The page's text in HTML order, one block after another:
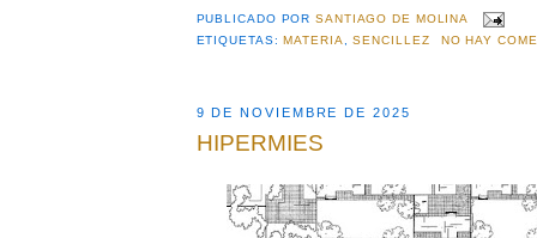
PUBLICADO PORSANTIAGO DE MOLINA
ETIQUETAS:MATERIA ,SENCILLEZ NO HAY
9 DE NOVIEMBRE DE 2025
HIPERMIES